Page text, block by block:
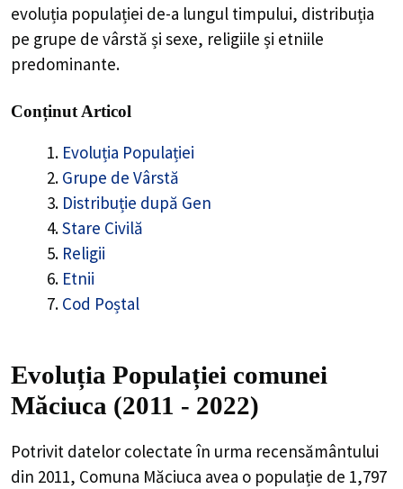
evoluția populației de-a lungul timpului, distribuția
pe grupe de vârstă și sexe, religiile și etniile
predominante.
Conținut Articol
Evoluția Populației
Grupe de Vârstă
Distribuție după Gen
Stare Civilă
Religii
Etnii
Cod Poștal
Evoluția Populației comunei
Măciuca (2011 - 2022)
Potrivit datelor colectate în urma recensământului
din 2011, Comuna Măciuca avea o populație de 1,797